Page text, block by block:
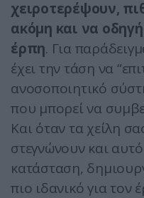
χειροτερέψουν,
ακόμη και να
έρπη. Για
έχει την τάση να
ανοσοποιητικό
που μπορεί να
Και όταν τα χείλη
στεγνώνουν και
κατάσταση,
πιο ιδανικό για τον